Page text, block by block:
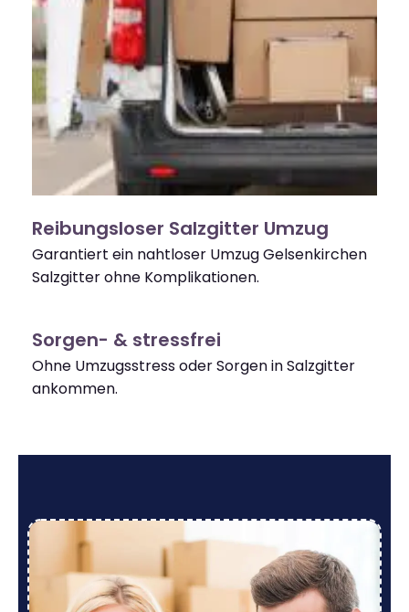
Reibungsloser Salzgitter Umzug
Garantiert ein nahtloser Umzug Gelsenkirchen
Salzgitter ohne Komplikationen.
Sorgen- & stressfrei
Ohne Umzugsstress oder Sorgen in Salzgitter
ankommen.